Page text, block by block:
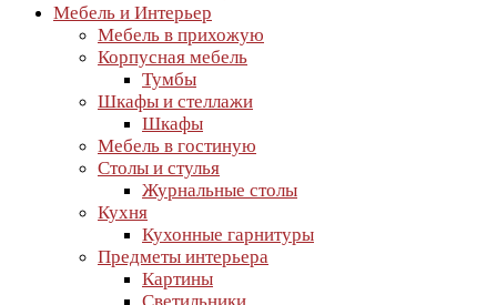
Мебель и Интерьер
Мебель в прихожую
Корпусная мебель
Тумбы
Шкафы и стеллажи
Шкафы
Мебель в гостиную
Столы и стулья
Журнальные столы
Кухня
Кухонные гарнитуры
Предметы интерьера
Картины